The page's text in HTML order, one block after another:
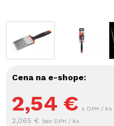
Cena na e-shope:
2,54 € s DPH / ks
2,065 € bez DPH / ks